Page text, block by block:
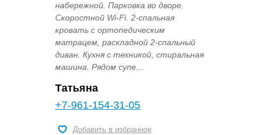
набережной. Парковка во дворе.
Скоростной Wi-Fi. 2-спальная
кровать с ортопедическим
матрацем, раскладной 2-спальный
диван. Кухня с техникой, стиральная
машина. Рядом супе...
Татьяна
+7-961-154-31-05
Добавить в избранное